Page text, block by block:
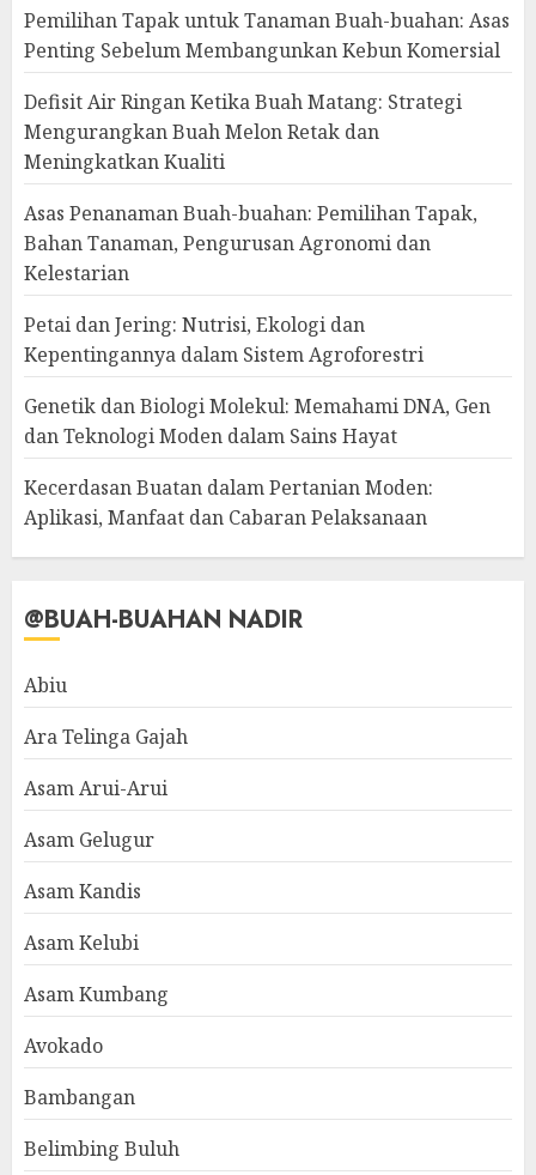
Pemilihan Tapak untuk Tanaman Buah-buahan: Asas
Penting Sebelum Membangunkan Kebun Komersial
Defisit Air Ringan Ketika Buah Matang: Strategi
Mengurangkan Buah Melon Retak dan
Meningkatkan Kualiti
Asas Penanaman Buah-buahan: Pemilihan Tapak,
Bahan Tanaman, Pengurusan Agronomi dan
Kelestarian
Petai dan Jering: Nutrisi, Ekologi dan
Kepentingannya dalam Sistem Agroforestri
Genetik dan Biologi Molekul: Memahami DNA, Gen
dan Teknologi Moden dalam Sains Hayat
Kecerdasan Buatan dalam Pertanian Moden:
Aplikasi, Manfaat dan Cabaran Pelaksanaan
@BUAH-BUAHAN NADIR
Abiu
Ara Telinga Gajah
Asam Arui-Arui
Asam Gelugur
Asam Kandis
Asam Kelubi
Asam Kumbang
Avokado
Bambangan
Belimbing Buluh